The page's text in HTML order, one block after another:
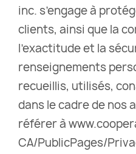
inc. s’engage à
clients, ainsi que la
l’exactitude et la
renseignements
recueillis, utilisés,
dans le cadre de nos
référer à
CA/PublicPages/